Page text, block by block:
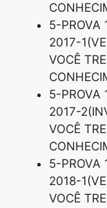
5-PROVA
2017-
VOCÊ
5-PROVA
2017-
VOCÊ
5-PROVA
2018-
VOCÊ